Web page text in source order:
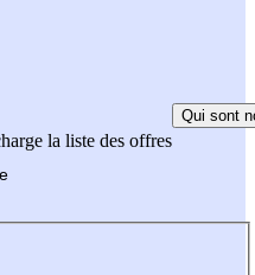
la liste des offres
Qui sont